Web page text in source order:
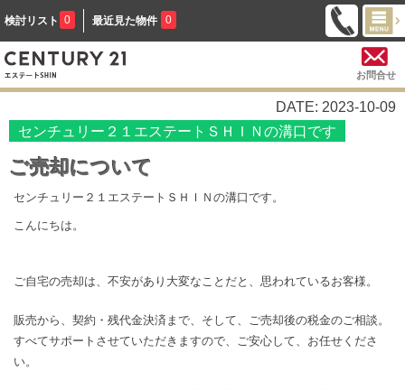
検討リスト 0 最近見た物件 0
お問合せ
DATE: 2023-10-09
センチュリー２１エステートＳＨＩＮの溝口です
ご売却について
センチュリー２１エステートＳＨＩＮの溝口です。
こんにちは。
ご自宅の売却は、不安があり大変なことだと、思われているお客様。
販売から、契約・残代金決済まで、そして、ご売却後の税金のご相談。
すべてサポートさせていただきますので、ご安心して、お任せくださ
い。